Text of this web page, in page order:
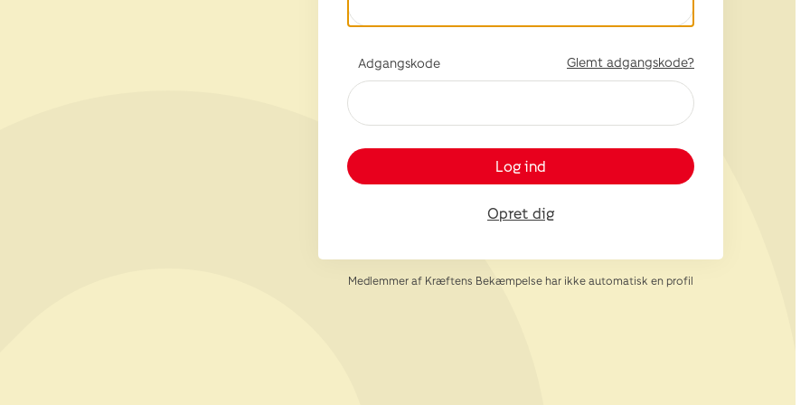
Adgangskode Glemt adgangskode?
Log ind
Opret dig
Medlemmer af Kræftens Bekæmpelse har ikke automatisk en profil